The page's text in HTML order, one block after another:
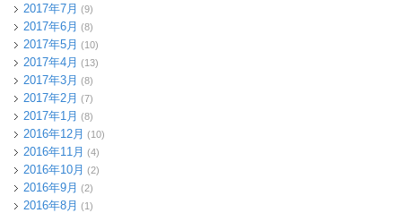
2017年7月 (9)
2017年6月 (8)
2017年5月 (10)
2017年4月 (13)
2017年3月 (8)
2017年2月 (7)
2017年1月 (8)
2016年12月 (10)
2016年11月 (4)
2016年10月 (2)
2016年9月 (2)
2016年8月 (1)